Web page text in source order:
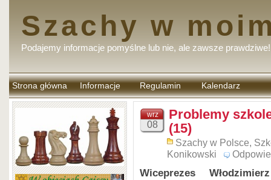
Szachy w
Podajemy informacje pomyślne lub nie, ale zawsze prawdziwe!
Strona główna Informacje Regulamin
komentarzy
Kalendarz
wrz
08
Problemy
(15)
Szachy w Polsce,
Konikowski
Wiceprezes